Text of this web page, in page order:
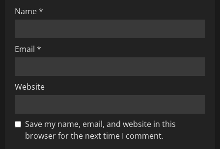
n
Name*
Email *
Website
Save my name, email, and website in this
browser for the next time I comment.